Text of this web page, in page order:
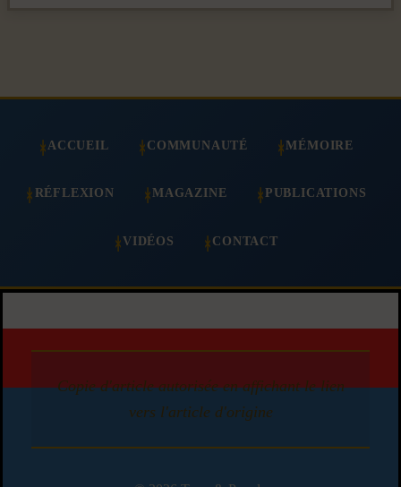
ACCUEIL COMMUNAUTÉ MÉMOIRE
RÉFLEXION MAGAZINE PUBLICATIONS
VIDÉOS CONTACT
Copie d'article autorisée en affichant le lien
vers l'article d'origine